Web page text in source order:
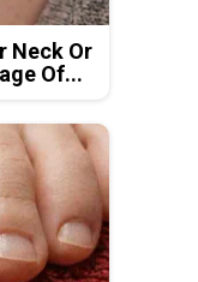
Neck Or
Of...